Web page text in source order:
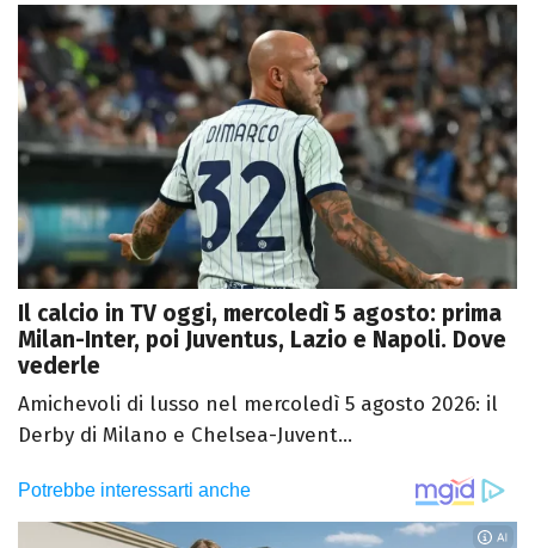
Il calcio in TV oggi, mercoledì 5 agosto: prima
Milan-Inter, poi Juventus, Lazio e Napoli. Dove
vederle
Amichevoli di lusso nel mercoledì 5 agosto 2026: il
Derby di Milano e Chelsea-Juvent...